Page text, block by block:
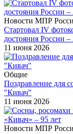
Новости МПР
Стартовал IV
достояния России –
11 июня 2026
Общие
Поздравление для
"Кивач"
11 июня 2026
Новости МПР